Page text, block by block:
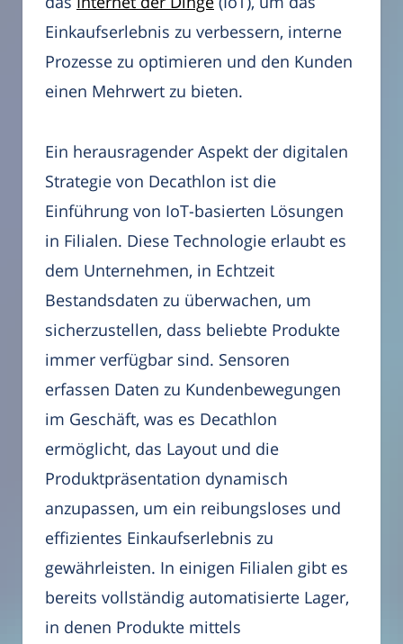
Einkaufserlebnis zu verbessern, interne
Prozesse zu optimieren und den Kunden
einen Mehrwert zu bieten.
Ein herausragender Aspekt der digitalen
Strategie von Decathlon ist die
Einführung von IoT-basierten Lösungen
in Filialen. Diese Technologie erlaubt es
dem Unternehmen, in Echtzeit
Bestandsdaten zu überwachen, um
sicherzustellen, dass beliebte Produkte
immer verfügbar sind. Sensoren
erfassen Daten zu Kundenbewegungen
im Geschäft, was es Decathlon
ermöglicht, das Layout und die
Produktpräsentation dynamisch
anzupassen, um ein reibungsloses und
effizientes Einkaufserlebnis zu
gewährleisten. In einigen Filialen gibt es
bereits vollständig automatisierte Lager,
in denen Produkte mittels